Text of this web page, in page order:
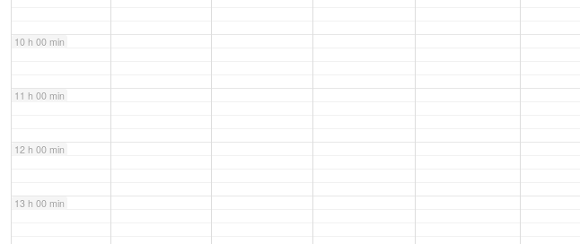
10 h 00 min
11 h 00 min
12 h 00 min
13 h 00 min